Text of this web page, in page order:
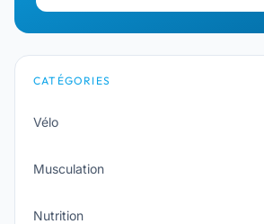
CATÉGORIES
Vélo
Musculation
Nutrition